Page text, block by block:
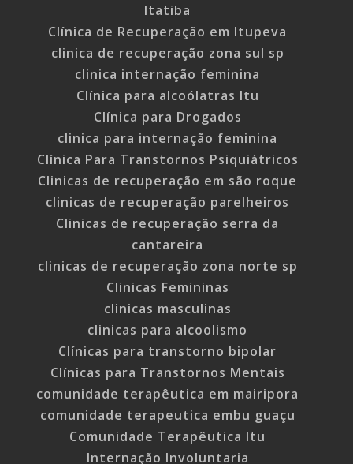
Itatiba
Clínica de Recuperação em Itupeva
clinica de recuperação zona sul sp
clinica internação feminina
Clínica para alcoólatras Itu
Clínica para Drogados
clinica para internação feminina
Clínica Para Transtornos Psiquiátricos
Clinicas de recuperação em são roque
clinicas de recuperação parelheiros
Clinicas de recuperação serra da
cantareira
clinicas de recuperação zona norte sp
Clinicas Femininas
clinicas masculinas
clinicas para alcoolismo
Clínicas para transtorno bipolar
Clínicas para Transtornos Mentais
comunidade terapêutica em mairipora
comunidade terapeutica embu guaçu
Comunidade Terapêutica Itu
Internação Involuntaria